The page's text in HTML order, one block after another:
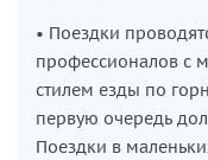
• Поездки
профессионалов с
стилем езды по
первую очередь
Поездки в